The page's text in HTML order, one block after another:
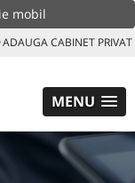
mobil
ADAUGA CABINET PRIVAT
MENU